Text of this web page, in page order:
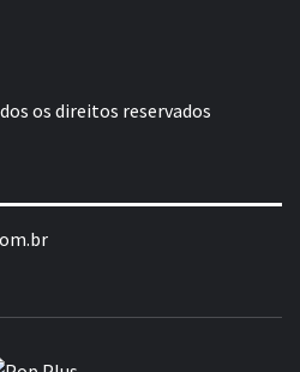
os direitos reservados